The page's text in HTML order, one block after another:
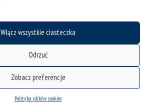
Włącz wszystkie ciasteczka
Odrzuć
Zobacz preferencje
Polityka plików cookies